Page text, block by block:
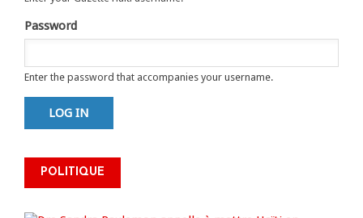
Password
Enter the password that accompanies your username.
POLITIQUE
mettre Haïti en « mode électoral
» à travers une vaste campagne